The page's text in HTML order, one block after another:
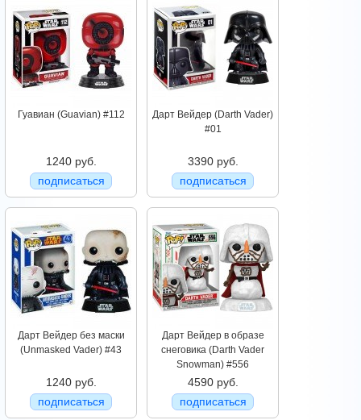
Гуавиан (Guavian) #112
1240 руб.
подписаться
Дарт Вейдер (Darth Vader)
#01
3390 руб.
подписаться
Дарт Вейдер без маски
(Unmasked Vader) #43
1240 руб.
подписаться
Дарт Вейдер в образе
снеговика (Darth Vader
Snowman) #556
4590 руб.
подписаться